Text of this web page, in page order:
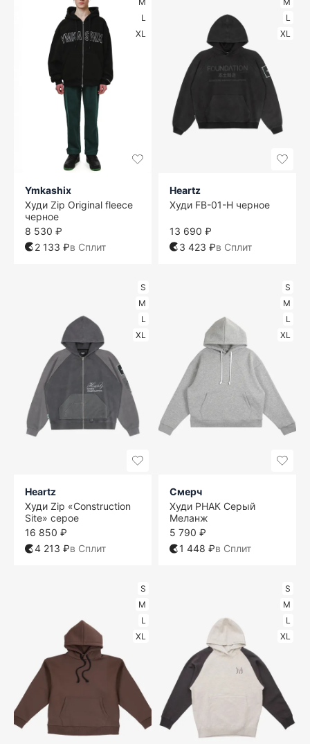
L
XL
Ymkashix
Худи Zip Original fleece
черное
8 530 ₽
2 133 ₽в Сплит
L
XL
Heartz
Худи FB-01-H черное
13 690 ₽
3 423 ₽в Сплит
S
M
L
XL
Heartz
Худи Zip «Construction
Site» серое
16 850 ₽
4 213 ₽в Сплит
S
M
L
XL
Смерч
Худи РНАК Серый
Меланж
5 790 ₽
1 448 ₽в Сплит
S
M
L
XL
S
M
L
XL